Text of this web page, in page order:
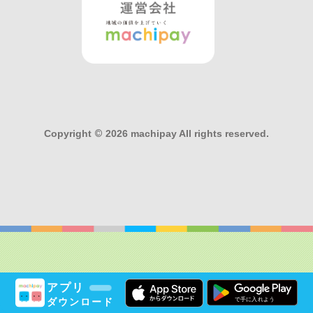
アプリ
ダウンロード
Copyright © 2026 machipay All rights reserved.